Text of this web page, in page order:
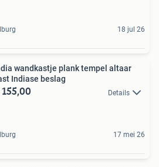
18 jul 26
wandkastje plank tempel altaar
Indiase beslag
Details
17 mei 26